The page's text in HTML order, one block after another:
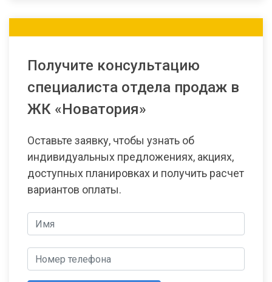
Получите консультацию
специалиста отдела продаж в
ЖК «Новатория»
Оставьте заявку, чтобы узнать об
индивидуальных предложениях, акциях,
доступных планировках и получить расчет
вариантов оплаты.